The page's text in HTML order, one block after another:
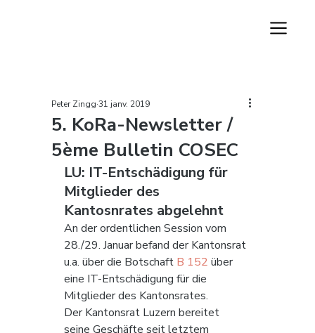
5. KoRa-Newsletter /
5ème Bulletin COSEC
Peter Zingg 31 janv. 2019
LU: IT-Entschädigung für
Mitglieder des
Kantosnrates abgelehnt
An der ordentlichen Session vom
28./29. Januar befand der Kantonsrat
u.a. über die Botschaft B 152 über
eine IT-Entschädigung für die
Mitglieder des Kantonsrates.
Der Kantonsrat Luzern bereitet
seine Geschäfte seit letztem